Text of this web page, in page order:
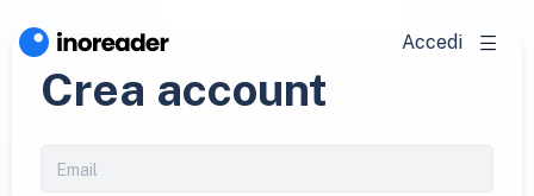
Accedi
Crea account